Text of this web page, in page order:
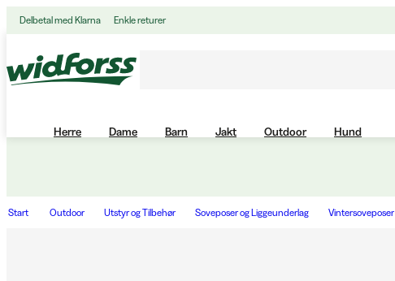
Delbetal med Klarna Enkle returer
Herre Dame Barn Jakt Outdoor Hund
Start Outdoor Utstyr og Tilbehør Soveposer og Liggeunderlag Vintersoveposer